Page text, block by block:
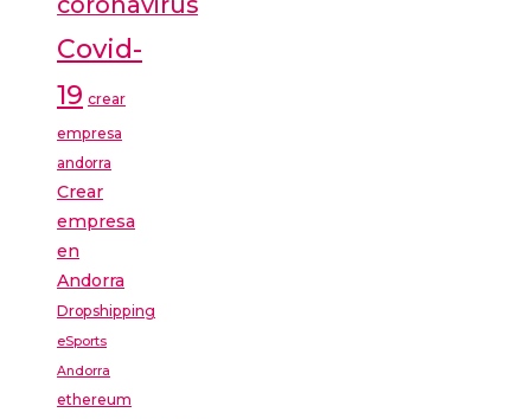
Covid-
19 crear
empresa
andorra
Crear
empresa
en
Andorra
Dropshipping
eSports
Andorra
ethereum